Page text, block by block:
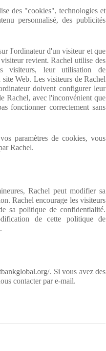
des "cookies", technologies et
personnalisé, des publicités
l'ordinateur d'un visiteur et que
revient. Rachel utilise des
visiteurs, leur utilisation de
Web. Les visiteurs de Rachel
doivent configurer leur
Rachel, avec l'inconvénient que
fonctionner correctement sans
paramètres de cookies, vous
Rachel.
Rachel peut modifier sa
Rachel encourage les visiteurs
sa politique de confidentialité.
de cette politique de
. Si vous avez des
contacter par e-mail.